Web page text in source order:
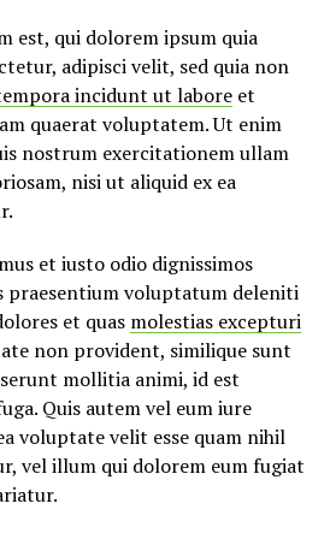
est, qui dolorem ipsum quia
adipisci velit, sed quia non
incidunt ut labore et
quaerat voluptatem. Ut enim
nostrum exercitationem ullam
nisi ut aliquid ex ea
et iusto odio dignissimos
praesentium voluptatum deleniti
et quas molestias excepturi
non provident, similique sunt
mollitia animi, id est
Quis autem vel eum iure
voluptate velit esse quam nihil
vel illum qui dolorem eum fugiat